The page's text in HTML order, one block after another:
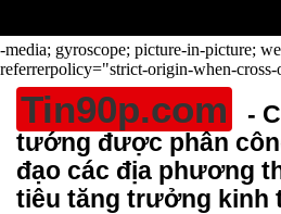
-media; gyroscope; picture-in-picture;
referrerpolicy="strict-origin-when-
Tin90p.com
-
tướng được phân
đạo các địa phương
tiêu tăng trưởng kinh